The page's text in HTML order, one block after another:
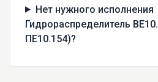
Нет нужного исполнения
Гидрораспределитель
ПЕ10.154)?